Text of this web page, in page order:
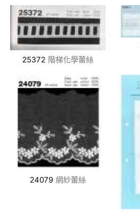
25372 階梯化學蕾絲
24079 網紗蕾絲